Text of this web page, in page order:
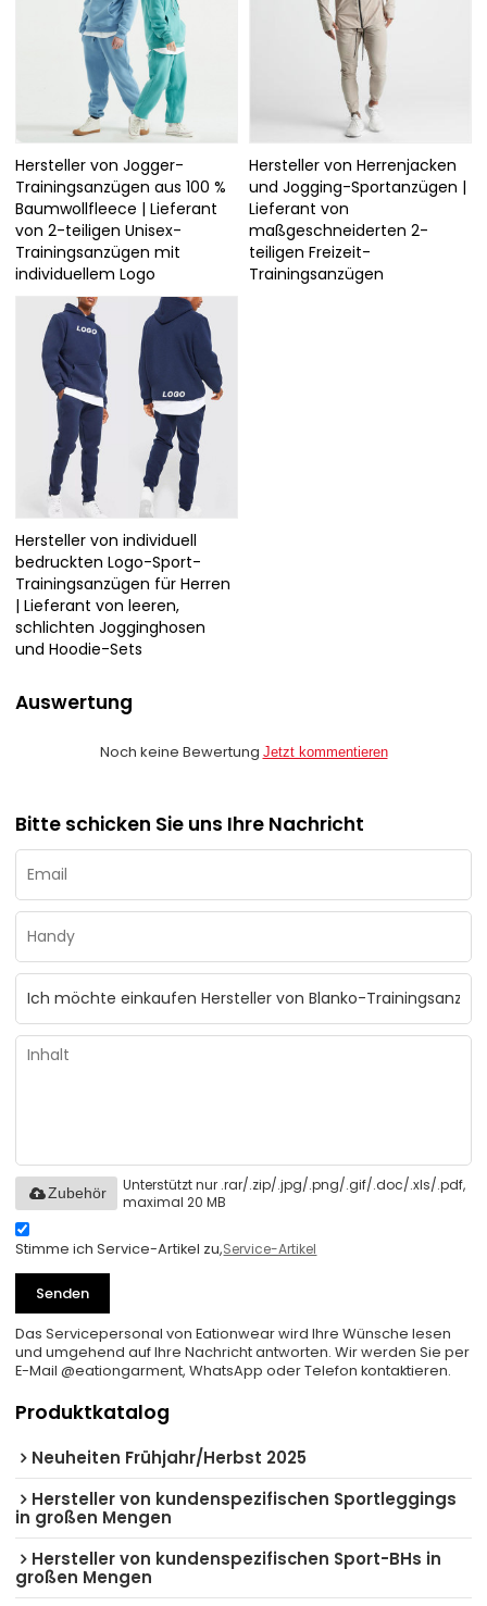
Hersteller von Jogger-
Trainingsanzügen aus 100 %
Baumwollfleece | Lieferant
von 2-teiligen Unisex-
Trainingsanzügen mit
individuellem Logo
Hersteller von Herrenjacken
und Jogging-Sportanzügen |
Lieferant von
maßgeschneiderten 2-
teiligen Freizeit-
Trainingsanzügen
Hersteller von individuell
bedruckten Logo-Sport-
Trainingsanzügen für Herren
| Lieferant von leeren,
schlichten Jogginghosen
und Hoodie-Sets
Auswertung
Noch keine Bewertung Jetzt kommentieren
Bitte schicken Sie uns Ihre Nachricht
Unterstützt nur .rar/.zip/.jpg/.png/.gif/.doc/.xls/.pdf,
maximal 20 MB
Zubehör
Stimme ich Service-Artikel zu,Service-Artikel
Senden
Das Servicepersonal von Eationwear wird Ihre Wünsche lesen
und umgehend auf Ihre Nachricht antworten. Wir werden Sie per
E-Mail @eationgarment, WhatsApp oder Telefon kontaktieren.
Produktkatalog
Neuheiten Frühjahr/Herbst 2025
Hersteller von kundenspezifischen Sportleggings
in großen Mengen
Hersteller von kundenspezifischen Sport-BHs in
großen Mengen